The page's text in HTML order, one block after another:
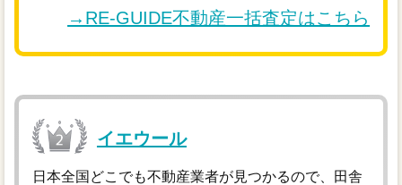
→RE-GUIDE不動産一括査定はこちら
イエウール
日本全国どこでも不動産業者が見つかるので、田舎